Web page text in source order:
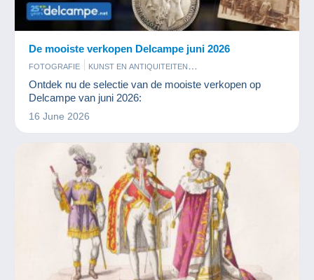
De mooiste verkopen Delcampe juni 2026
FOTOGRAFIE
KUNST EN ANTIQUITEITEN
MUNTEN EN BANKBILJETTEN
OUDE DOCUMENTEN
POSTKAARTEN
POSTZEGELS
Ontdek nu de selectie van de mooiste verkopen op
Delcampe van juni 2026:
16 June 2026